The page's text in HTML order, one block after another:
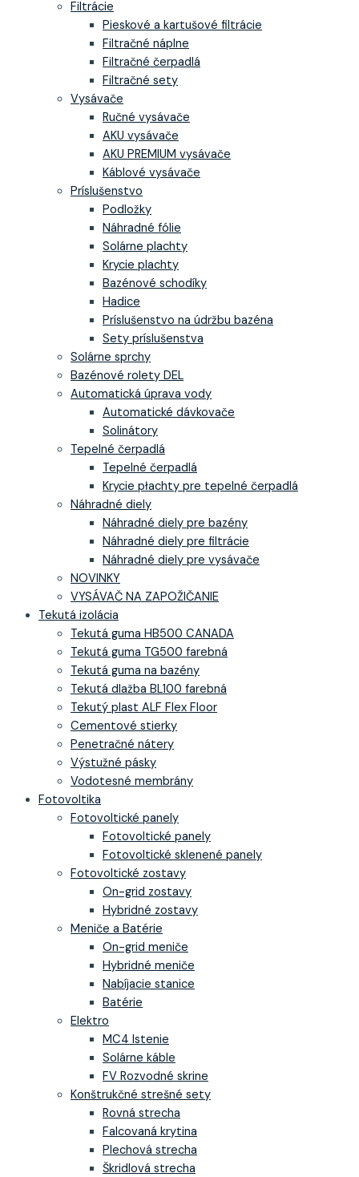
Filtrácie
Pieskové a kartušové filtrácie
Filtračné náplne
Filtračné čerpadlá
Filtračné sety
Vysávače
Ručné vysávače
AKU vysávače
AKU PREMIUM vysávače
Káblové vysávače
Príslušenstvo
Podložky
Náhradné fólie
Solárne plachty
Krycie plachty
Bazénové schodíky
Hadice
Príslušenstvo na údržbu bazéna
Sety príslušenstva
Solárne sprchy
Bazénové rolety DEL
Automatická úprava vody
Automatické dávkovače
Solinátory
Tepelné čerpadlá
Tepelné čerpadlá
Krycie płachty pre tepelné čerpadlá
Náhradné diely
Náhradné diely pre bazény
Náhradné diely pre filtrácie
Náhradné diely pre vysávače
NOVINKY
VYSÁVAČ NA ZAPOŽIČANIE
Tekutá izolácia
Tekutá guma HB500 CANADA
Tekutá guma TG500 farebná
Tekutá guma na bazény
Tekutá dlažba BL100 farebná
Tekutý plast ALF Flex Floor
Cementové stierky
Penetračné nátery
Výstužné pásky
Vodotesné membrány
Fotovoltika
Fotovoltické panely
Fotovoltické panely
Fotovoltické sklenené panely
Fotovoltické zostavy
On-grid zostavy
Hybridné zostavy
Meniče a Batérie
On-grid meniče
Hybridné meniče
Nabíjacie stanice
Batérie
Elektro
MC4 Istenie
Solárne káble
FV Rozvodné skrine
Konštrukčné strešné sety
Rovná strecha
Falcovaná krytina
Plechová strecha
Škridlová strecha